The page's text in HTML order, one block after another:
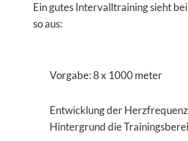
Ein gutes Intervalltraining sieht
so aus:
Vorgabe: 8 x 1000 meter
Entwicklung der
Hintergrund die